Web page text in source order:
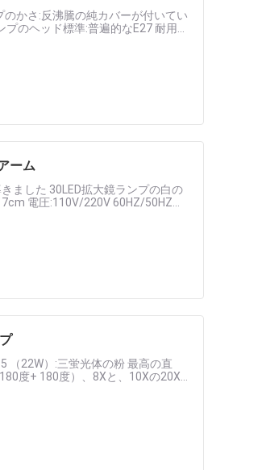
かさ:反沸騰の純カバーが付いてい
のヘッド標準:普遍的なE27 耐用年
ーム
ました 30LED拡大鏡ランプの白の
電圧:110V/220V 60HZ/50HZ
（22W）:三蛍光体の粉 最高の直
度+ 180度）、8Xと、10Xの20X